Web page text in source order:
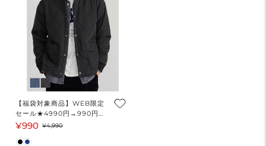
【福袋対象商品】WEB限定
セール★4990円→990円
SORONA機能中綿マットキ
ル便不可
¥990 セ
通
¥4,990